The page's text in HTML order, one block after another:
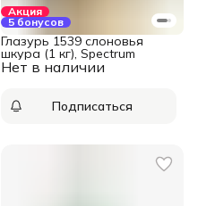
Акция
5 бонусов
Нет в наличии
Глазурь 1539 слоновья
шкура (1 кг), Spectrum
Подписаться